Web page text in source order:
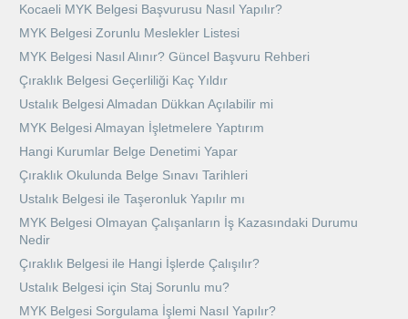
Kocaeli MYK Belgesi Başvurusu Nasıl Yapılır?
MYK Belgesi Zorunlu Meslekler Listesi
MYK Belgesi Nasıl Alınır? Güncel Başvuru Rehberi
Çıraklık Belgesi Geçerliliği Kaç Yıldır
Ustalık Belgesi Almadan Dükkan Açılabilir mi
MYK Belgesi Almayan İşletmelere Yaptırım
Hangi Kurumlar Belge Denetimi Yapar
Çıraklık Okulunda Belge Sınavı Tarihleri
Ustalık Belgesi ile Taşeronluk Yapılır mı
MYK Belgesi Olmayan Çalışanların İş Kazasındaki Durumu
Nedir
Çıraklık Belgesi ile Hangi İşlerde Çalışılır?
Ustalık Belgesi için Staj Sorunlu mu?
MYK Belgesi Sorgulama İşlemi Nasıl Yapılır?